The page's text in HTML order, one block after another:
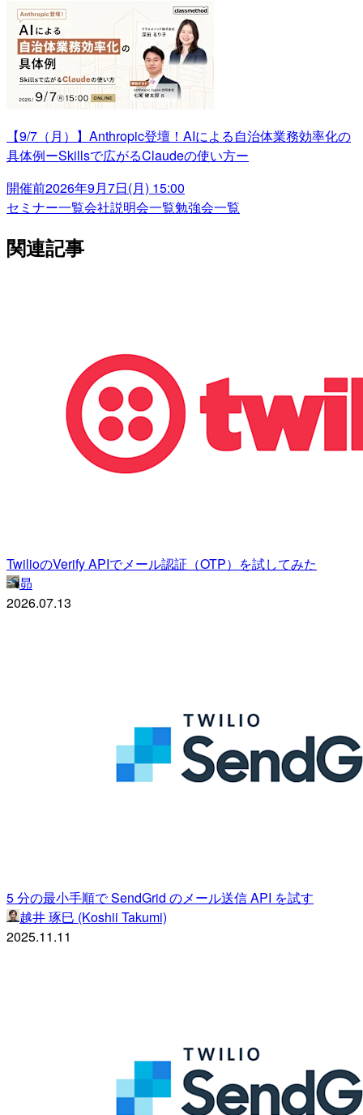
【9/7（月）】Anthropic登壇！AIによる自治体業務効率化の
具体例ーSkillsで広がるClaudeの使い方ー
開催前2026年9月7日(月) 15:00
セミナー一覧会社説明会一覧勉強会一覧
関連記事
TwilioのVerify APIでメール認証（OTP）を試してみた
昴
2026.07.13
5 分の最小手順で SendGrid のメール送信 API を試す
越井 琢巳 (Koshii Takumi)
2025.11.11